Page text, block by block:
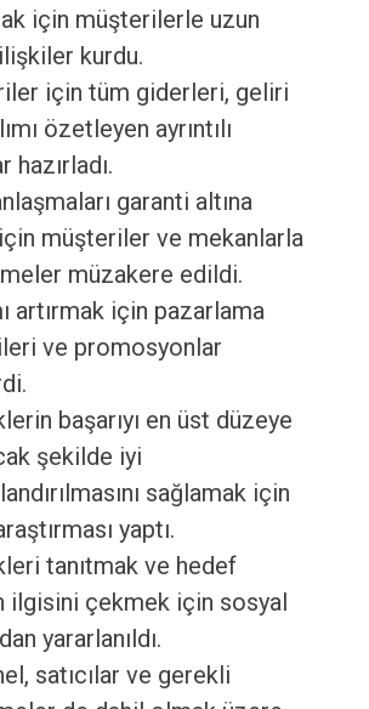
için müşterilerle uzun
kurdu.
için tüm giderleri, geliri
özetleyen ayrıntılı
hazırladı.
garanti altına
müşteriler ve mekanlarla
müzakere edildi.
artırmak için pazarlama
ve promosyonlar
başarıyı en üst düzeye
şekilde iyi
sağlamak için
yaptı.
tanıtmak ve hedef
ilgisini çekmek için sosyal
yararlanıldı.
satıcılar ve gerekli